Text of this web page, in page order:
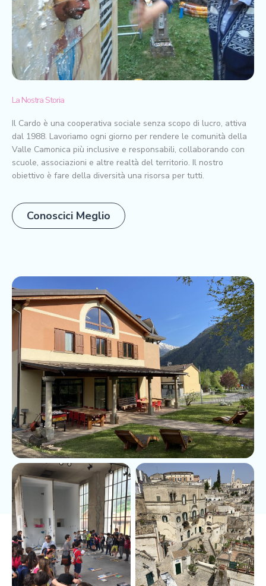
La Nostra Storia
Il Cardo è una cooperativa sociale senza scopo di lucro, attiva
dal 1988. Lavoriamo ogni giorno per rendere le comunità della
Valle Camonica più inclusive e responsabili, collaborando con
scuole, associazioni e altre realtà del territorio. Il nostro
obiettivo è fare della diversità una risorsa per tutti.
Conoscici Meglio